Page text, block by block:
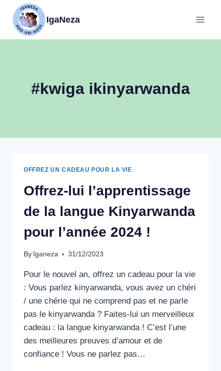
IgaNeza
#kwiga ikinyarwanda
OFFREZ UN CADEAU POUR LA VIE
Offrez-lui l’apprentissage
de la langue Kinyarwanda
pour l’année 2024 !
By Iganeza 31/12/2023
Pour le nouvel an, offrez un cadeau pour la vie
: Vous parlez kinyarwanda, vous avez un chéri
/ une chérie qui ne comprend pas et ne parle
pas le kinyarwanda ? Faites-lui un merveilleux
cadeau : la langue kinyarwanda ! C’est l’une
des meilleures preuves d’amour et de
confiance ! Vous ne parlez pas…